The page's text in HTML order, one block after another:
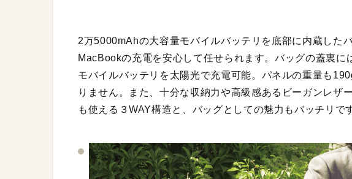
2万5000mAhの大容量モバイルバッテリを底部に内蔵した
MacBookの充電を安心して任せられます。バッグの蓋裏に
モバイルバッテリを太陽光で充電可能。パネルの重量も
りません。また、十分な収納力や高級感あるビーガンレザ
も使える３WAY構造と、バッグとしての魅力もバッチリで